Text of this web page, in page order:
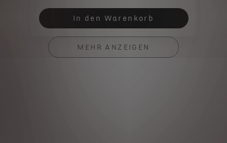
Price
28,32
Quantity
updated
In den Warenkorb
MEHR ANZEIGEN